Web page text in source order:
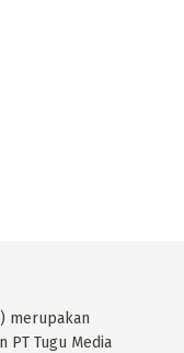
merupakan
PT Tugu Media